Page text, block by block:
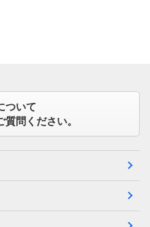
ついて
質問ください。